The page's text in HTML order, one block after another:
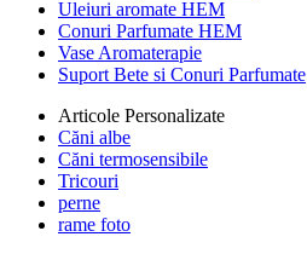
Uleiuri aromate HEM
Conuri Parfumate HEM
Vase Aromaterapie
Suport Bete si Conuri Parfumate
Articole Personalizate
Căni albe
Căni termosensibile
Tricouri
perne
rame foto